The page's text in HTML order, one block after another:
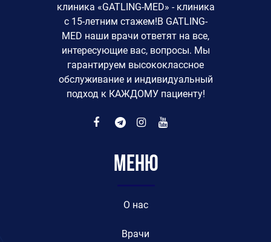
клиника «GATLING-MED» - клиника
с 15-летним стажем!В GATLING-
MED наши врачи ответят на все,
интересующие вас, вопросы. Мы
гарантируем высококлассное
обслуживание и индивидуальный
подход к КАЖДОМУ пациенту!
Меню
O нас
Врачи